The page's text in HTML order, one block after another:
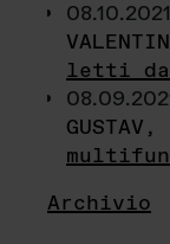
letti da
Archivio